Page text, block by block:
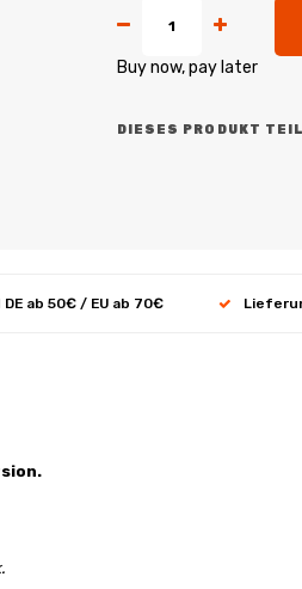
Buy now, pay later
DIESES PRODUKT
ab 50€ / EU ab 70€